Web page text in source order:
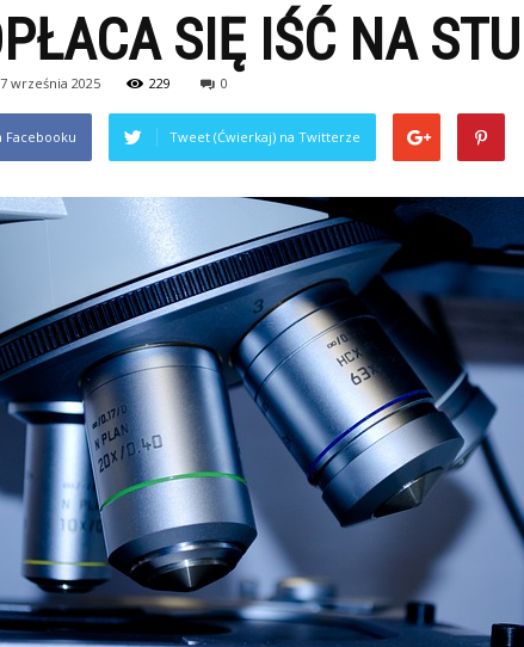
SIĘ IŚĆ NA
września 2025 229 0
Facebooku Tweet (Ćwierkaj) na Twitterze